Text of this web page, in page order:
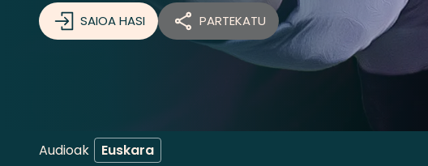
SAIOA HASI PARTEKATU
Audioak
Euskara